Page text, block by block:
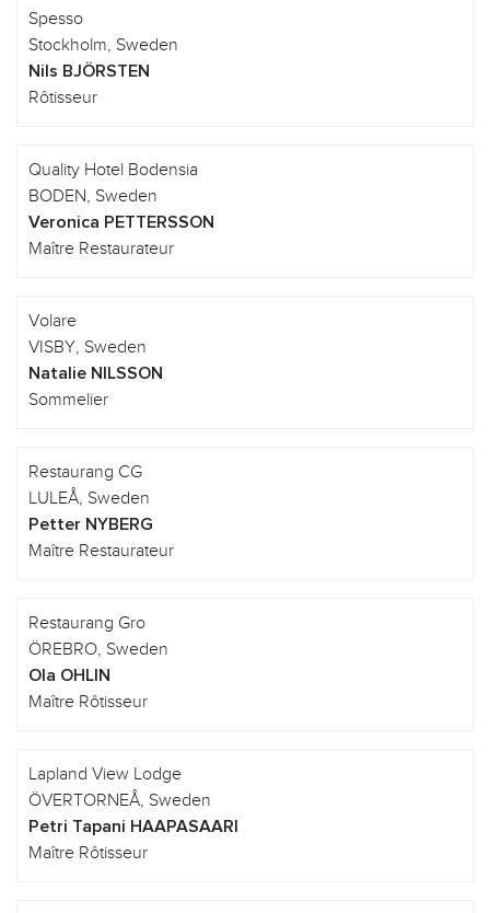
Spesso
Stockholm, Sweden
Nils BJÖRSTEN
Rôtisseur
Quality Hotel Bodensia
BODEN, Sweden
Veronica PETTERSSON
Maître Restaurateur
Volare
VISBY, Sweden
Natalie NILSSON
Sommelier
Restaurang CG
LULEÅ, Sweden
Petter NYBERG
Maître Restaurateur
Restaurang Gro
ÖREBRO, Sweden
Ola OHLIN
Maître Rôtisseur
Lapland View Lodge
ÖVERTORNEÅ, Sweden
Petri Tapani HAAPASAARI
Maître Rôtisseur